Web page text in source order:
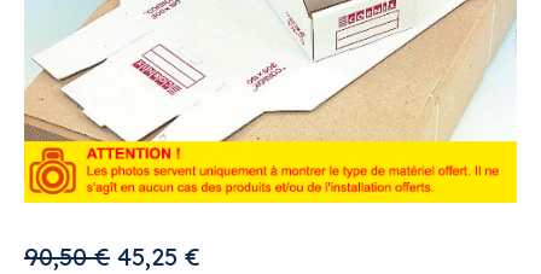
90,50€ Le
45,25 €